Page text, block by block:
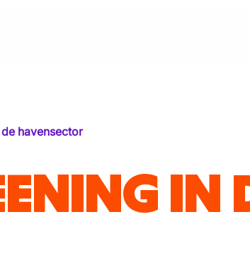
havensector
IN